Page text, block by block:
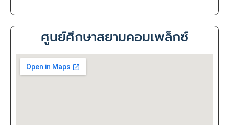
ศูนย์ศึกษาสยามคอมเพล็กซ์